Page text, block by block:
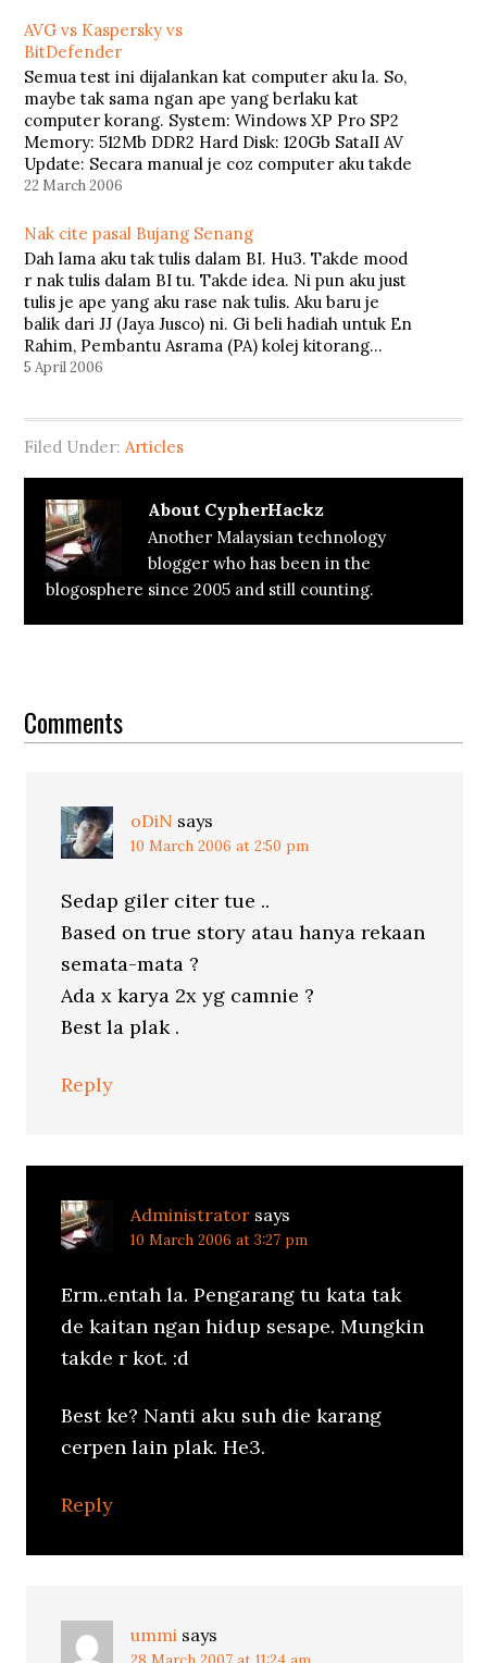
AVG vs Kaspersky vs
BitDefender
Semua test ini dijalankan kat computer aku la. So,
maybe tak sama ngan ape yang berlaku kat
computer korang. System: Windows XP Pro SP2
Memory: 512Mb DDR2 Hard Disk: 120Gb SataII AV
Update: Secara manual je coz computer aku takde
internet AVG Professional Space usage: 32.07Mb
22 March 2006
Nak cite pasal Bujang Senang
Dah lama aku tak tulis dalam BI. Hu3. Takde mood
r nak tulis dalam BI tu. Takde idea. Ni pun aku just
tulis je ape yang aku rase nak tulis. Aku baru je
balik dari JJ (Jaya Jusco) ni. Gi beli hadiah untuk En
Rahim, Pembantu Asrama (PA) kolej kitorang…
5 April 2006
Filed Under:Articles
About CypherHackz
Another Malaysian technology
blogger who has been in the
blogosphere since 2005 and still counting.
Interactions
Comments
oDiN says
10 March 2006 at 2:50 pm
Sedap giler citer tue ..
Based on true story atau hanya rekaan
semata-mata ?
Ada x karya 2x yg camnie ?
Best la plak .
Reply
Administrator says
10 March 2006 at 3:27 pm
Erm..entah la. Pengarang tu kata tak
de kaitan ngan hidup sesape. Mungkin
takde r kot. :d
Best ke? Nanti aku suh die karang
cerpen lain plak. He3.
Reply
ummi says